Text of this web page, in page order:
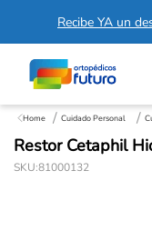
Recibe YA un
Cuidado Personal
Restor Cetaphil
SKU:81000132